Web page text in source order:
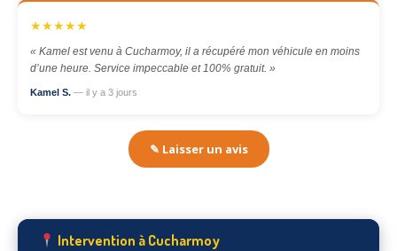
★★★★★
« Kamel est venu à Cucharmoy, il a récupéré mon véhicule en moins
d’une heure. Service impeccable et 100% gratuit. »
Kamel S. — il y a 3 jours
✎ Laisser un avis
Intervention à Cucharmoy